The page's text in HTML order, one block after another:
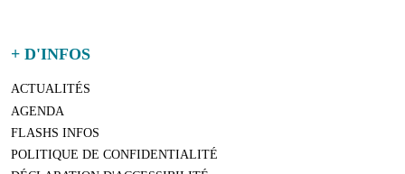
+ D'INFOS
ACTUALITÉS
AGENDA
FLASHS INFOS
POLITIQUE DE CONFIDENTIALITÉ